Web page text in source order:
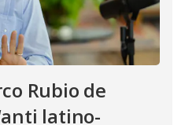
Rubio de
latino-